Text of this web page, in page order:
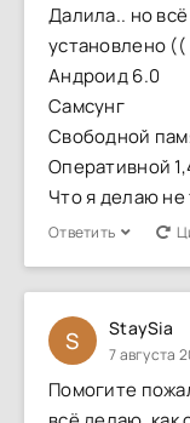
Далила.. но
установлено ((
Андроид 6.0
Самсунг
Свободной
Оперативной
Что я делаю не
Ответить
S StaySia
7 августа
Помогите